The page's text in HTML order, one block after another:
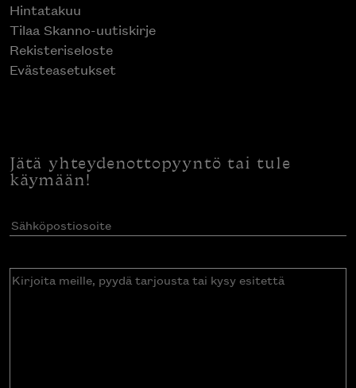
Hintatakuu
Tilaa Skanno-uutiskirje
Rekisteriseloste
Evästeasetukset
Jätä yhteydenottopyyntö tai tule
käymään!
Sähköpostiosoite(Pakollinen)
Kirjoita